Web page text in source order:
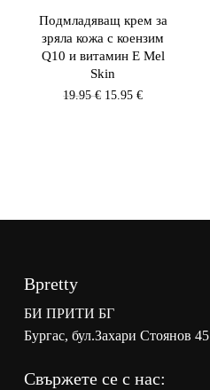
Подмладяващ крем за
зряла кожа с коензим
Q10 и витамин E Mel
Skin
19.95€ Original
15.95€Текущата
Bpretty
БИ ПРИТИ БГ
Бургас, бул.Захари Стоянов 45
Свържете се с нас: